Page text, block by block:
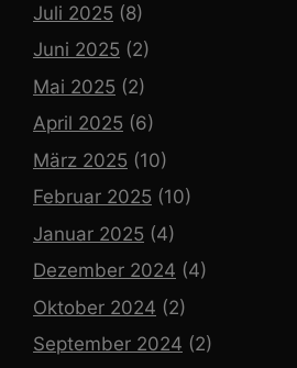
Juli 2025 (8)
Juni 2025 (2)
Mai 2025 (2)
April 2025 (6)
März 2025 (10)
Februar 2025 (10)
Januar 2025 (4)
Dezember 2024 (4)
Oktober 2024 (2)
September 2024 (2)